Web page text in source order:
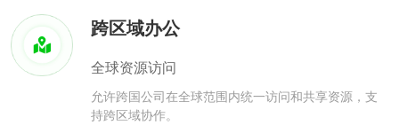
跨区域办公
全球资源访问
允许跨国公司在全球范围内统一访问和共享资源，支
持跨区域协作。